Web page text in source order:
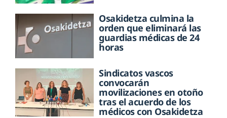
Osakidetza culmina la
orden que eliminará las
guardias médicas de 24
horas
Sindicatos vascos
convocarán
movilizaciones en otoño
tras el acuerdo de los
médicos con Osakidetza